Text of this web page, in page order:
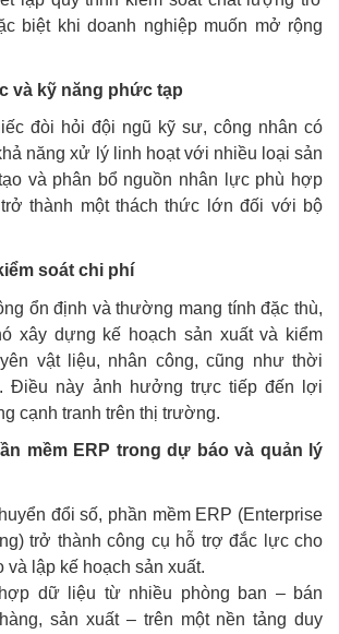
biệt khi doanh nghiệp muốn mở rộng
và kỹ năng phức tạp
đòi hỏi đội ngũ kỹ sư, công nhân có
năng xử lý linh hoạt với nhiều loại sản
và phân bổ nguồn nhân lực phù hợp
thành một thách thức lớn đối với bộ
soát chi phí
ổn định và thường mang tính đặc thù,
xây dựng kế hoạch sản xuất và kiểm
vật liệu, nhân công, cũng như thời
Điều này ảnh hưởng trực tiếp đến lợi
cạnh tranh trên thị trường.
mềm ERP trong dự báo và quản lý
đổi số, phần mềm ERP (Enterprise
trở thành công cụ hỗ trợ đắc lực cho
và lập kế hoạch sản xuất.
dữ liệu từ nhiều phòng ban – bán
sản xuất – trên một nền tảng duy